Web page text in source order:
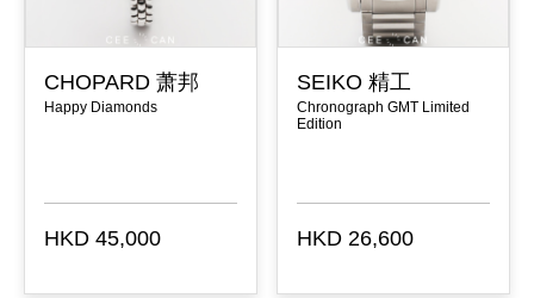
CHOPARD 萧邦
Happy Diamonds
HKD 45,000
SEIKO 精工
Chronograph GMT Limited
Edition
HKD 26,600